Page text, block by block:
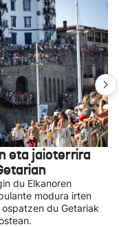
eta jaioterrira
du Elkanoren
modura irten
du Getariak